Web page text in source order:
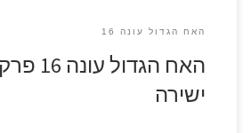
האח הגדול עונה 16
ישירה